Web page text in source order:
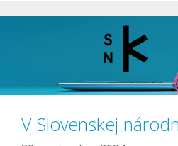
V Slovenskej